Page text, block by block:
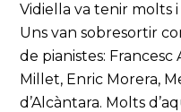
Vidiella va tenir molts
Uns van sobresortir
de pianistes: Francesc
Millet, Enric Morera,
d’Alcàntara. Molts